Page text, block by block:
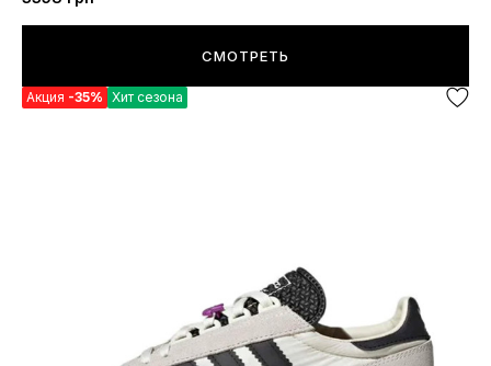
СМОТРЕТЬ
Акция -35% Хит сезона